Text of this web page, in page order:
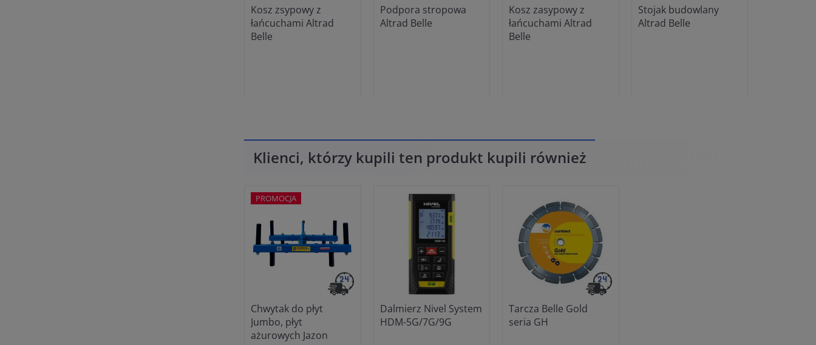
Kosz zsypowy z
łańcuchami Altrad
Belle
Podpora stropowa
Altrad Belle
Kosz zasypowy z
łańcuchami Altrad
Belle
Stojak budowlany
Altrad Belle
Klienci, którzy kupili ten produkt kupili również
Chwytak do płyt
Jumbo, płyt
ażurowych Jazon
PROMOCJA
Dalmierz Nivel System
HDM-5G/7G/9G
Tarcza Belle Gold
seria GH